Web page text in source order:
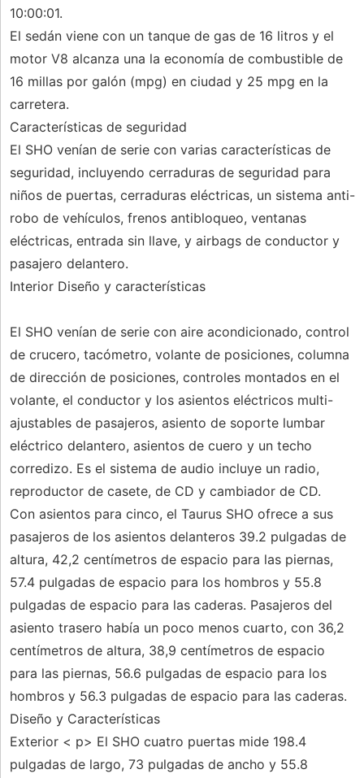
10:00:01.
El sedán viene con un tanque de gas de 16 litros y el
motor V8 alcanza una la economía de combustible de
16 millas por galón (mpg) en ciudad y 25 mpg en la
carretera.
Características de seguridad
El SHO venían de serie con varias características de
seguridad, incluyendo cerraduras de seguridad para
niños de puertas, cerraduras eléctricas, un sistema anti-
robo de vehículos, frenos antibloqueo, ventanas
eléctricas, entrada sin llave, y airbags de conductor y
pasajero delantero.
Interior Diseño y características
El SHO venían de serie con aire acondicionado, control
de crucero, tacómetro, volante de posiciones, columna
de dirección de posiciones, controles montados en el
volante, el conductor y los asientos eléctricos multi-
ajustables de pasajeros, asiento de soporte lumbar
eléctrico delantero, asientos de cuero y un techo
corredizo. Es el sistema de audio incluye un radio,
reproductor de casete, de CD y cambiador de CD.
Con asientos para cinco, el Taurus SHO ofrece a sus
pasajeros de los asientos delanteros 39.2 pulgadas de
altura, 42,2 centímetros de espacio para las piernas,
57.4 pulgadas de espacio para los hombros y 55.8
pulgadas de espacio para las caderas. Pasajeros del
asiento trasero había un poco menos cuarto, con 36,2
centímetros de altura, 38,9 centímetros de espacio
para las piernas, 56.6 pulgadas de espacio para los
hombros y 56.3 pulgadas de espacio para las caderas.
Diseño y Características
Exterior < p> El SHO cuatro puertas mide 198.4
pulgadas de largo, 73 pulgadas de ancho y 55.8